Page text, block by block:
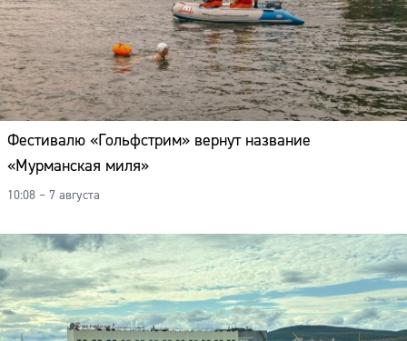
Фестивалю «Гольфстрим» вернут название
«Мурманская миля»
10:08 – 7 августа